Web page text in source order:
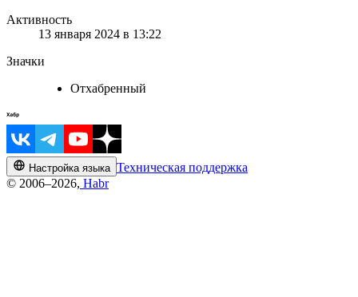
Активность
13 января 2024 в 13:22
Значки
Отхабренный
Настройка языка Техническая поддержка
© 2006–2026, Habr